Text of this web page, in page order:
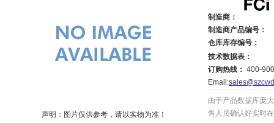
声明：图片仅供参考，请以实物为准！
制造商：
制造商产品编号：
仓库库存编号：
技术数据表：
订购热线： 400-
Email:
由于产品数据库庞
售人员确认好实时